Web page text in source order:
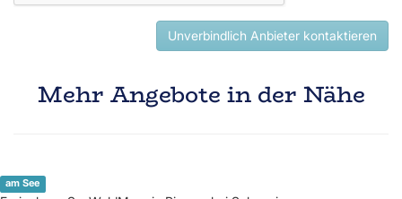
Unverbindlich Anbieter kontaktieren
Mehr Angebote in der Nähe
am See